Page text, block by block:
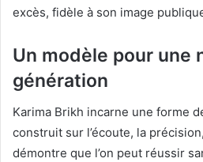
excès, fidèle à son image
Un modèle pour une
génération
Karima Brikh incarne une forme
construit sur l’écoute, la
démontre que l’on peut réussir